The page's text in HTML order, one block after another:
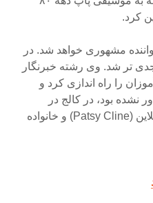
کرد.
مشهوری خواهد شد. در
تر شد. وی رشته خبرنگار
را راه اندازی کرد و
بود، در کالج در
برنامه تلویزیونی موسیقی کانتری شرکت کرد و با موسیقی پستی کلاین (Patsy Cline) و خانواده